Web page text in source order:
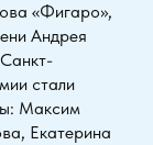
«Фигаро»,
Андрея
стали
Максим
Екатерина